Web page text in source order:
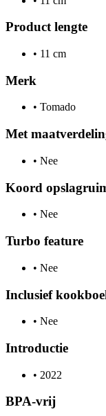
Product lengte
• 11 cm
Merk
• Tomado
Met
• Nee
Koord
• Nee
Turbo feature
• Nee
Inclusief
• Nee
Introductie
• 2022
BPA-vrij